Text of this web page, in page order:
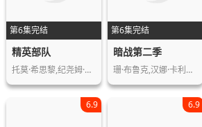
第6集完结
精英部队
托莫·希思黎,纪尧姆·谷伊,菲利普·舒…
第6集完结
暗战第二季
珊·布鲁克,汉娜·卡利克-布朗,西蒙·…
6.9 6.9